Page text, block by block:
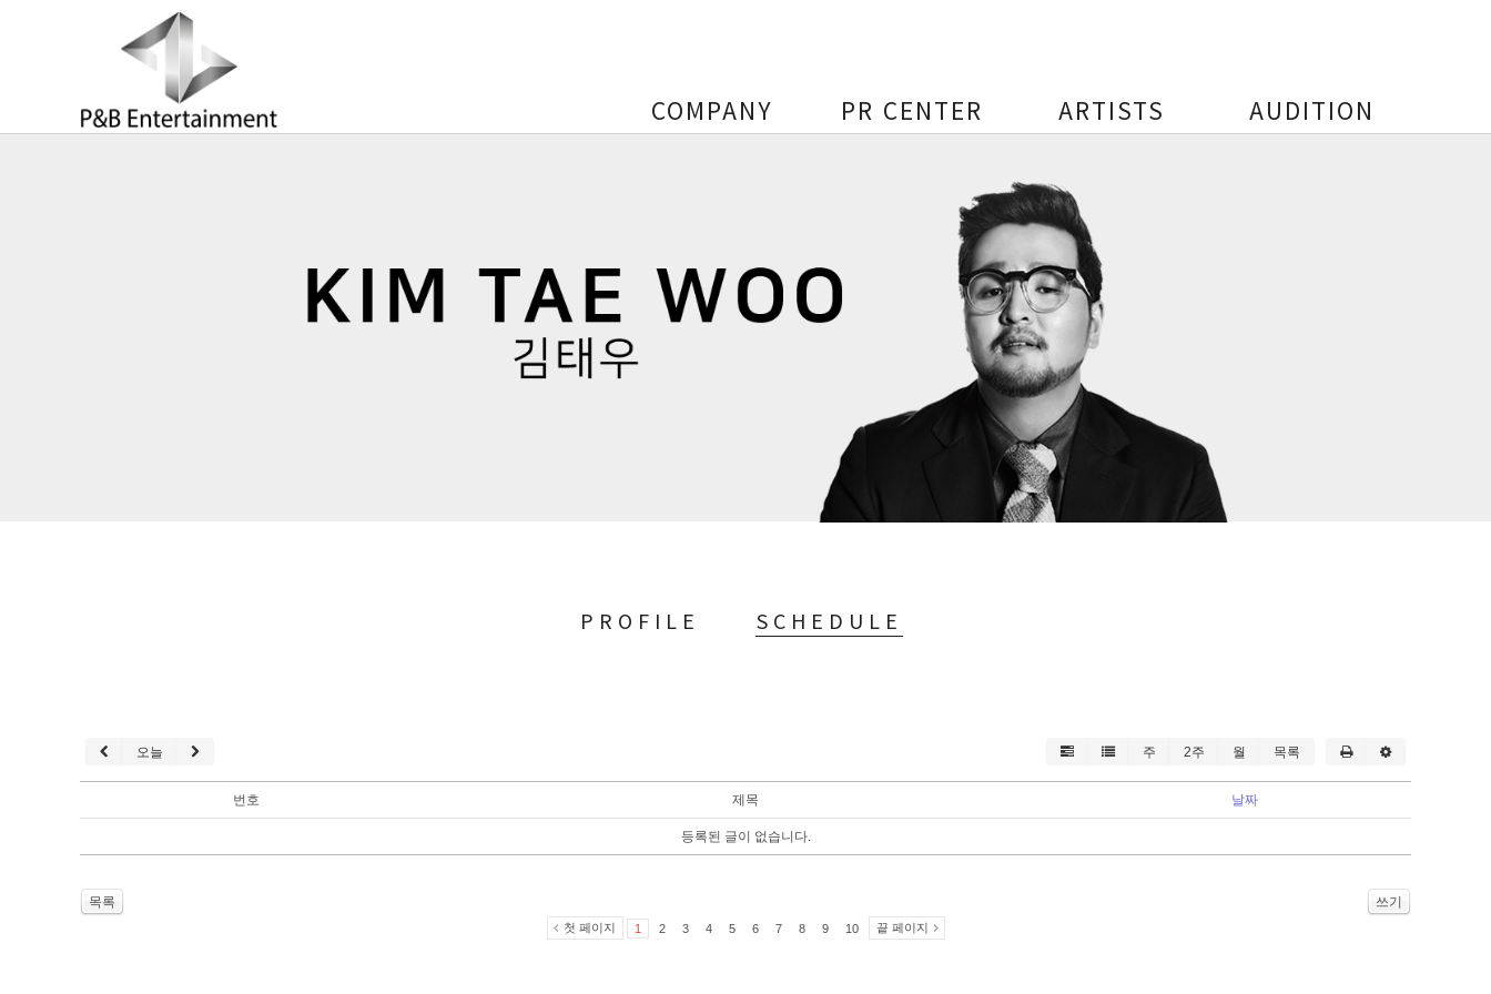
COMPANY PR CENTER ARTISTS AUDITION
PROFILE SCHEDULE
오늘 주 2주 월 목록
번호 제목 날짜
등록된 글이 없습니다.
목록 쓰기
첫 페이지 1 2 3 4 5 6 7 8 9 10 끝 페이지